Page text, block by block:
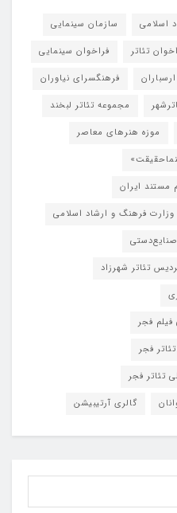
اسلامی
سازمان سینمایی
تئاتر
فراخوان سینمایی
فرهنگسرای نیاوران
مجموعه تئاتر لبخند
موزه هنرهای معاصر
مستند ایران
وزارت فرهنگ و ارشاد اسلامی
تئاتر شهرزاد
فجر
فجر
تئاتر فجر
گالری آرتیبیشن